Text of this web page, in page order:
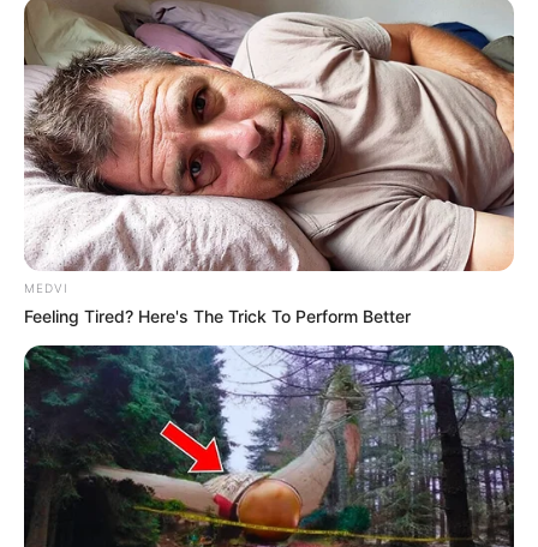
A cada ano, mais municípios são incorporados a lista do JASB
que informa quais cidades pagam o Incentivo de final de ano
(Detalhe: esta relação representa parte das cidades que já pagam
o Incentivo).
O ordenamento jurídico garante o direito dos ACS/ACE ao
MEDVI
Feeling Tired? Here's The Trick To Perform Better